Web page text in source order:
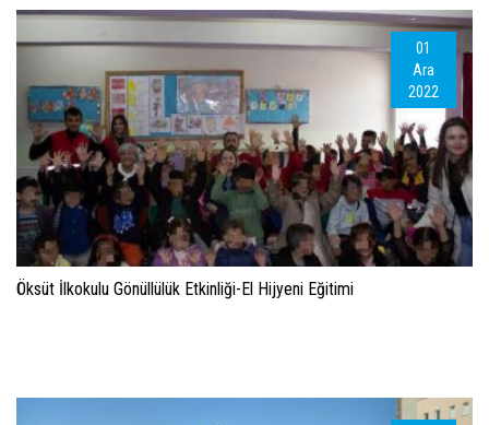
01
Ara
2022
Öksüt İlkokulu Gönüllülük Etkinliği-El Hijyeni Eğitimi